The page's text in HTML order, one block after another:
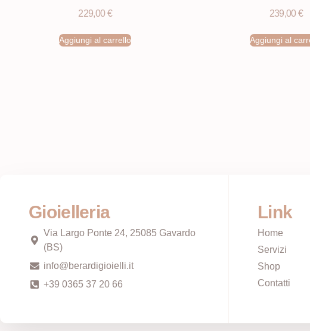
229,00€
Aggiungi al carrello
239,00€
Aggiungi al
Gioielleria
Via Largo Ponte 24, 25085 Gavardo
(BS)
info@berardigioielli.it
+39 0365 37 20 66
Link
Home
Servizi
Shop
Contatti